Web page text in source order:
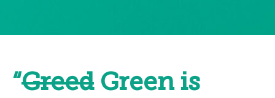
“Greed Green is